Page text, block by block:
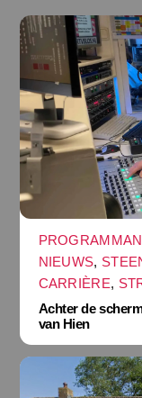
NIEUWS,
CARRIÈRE,
Achter de
van Hien